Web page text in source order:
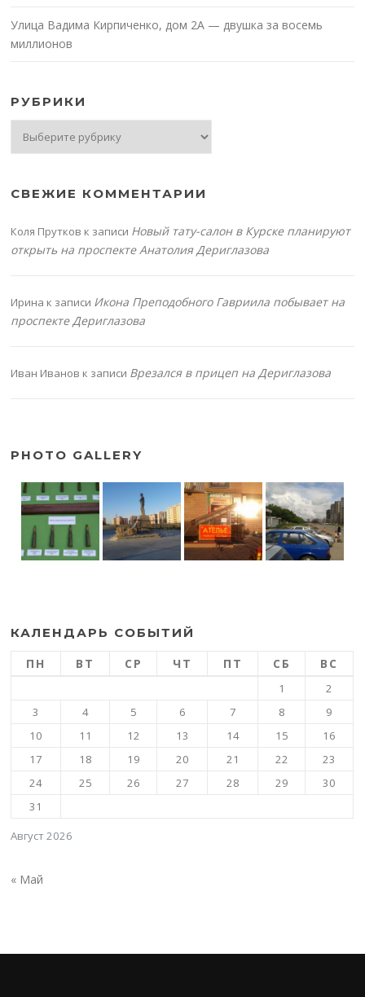
Улица Вадима Кирпиченко, дом 2А — двушка за восемь
миллионов
РУБРИКИ
СВЕЖИЕ КОММЕНТАРИИ
Коля Прутков к записи Новый тату-салон в Курске планируют
открыть на проспекте Анатолия Дериглазова
Ирина к записи Икона Преподобного Гавриила побывает на
проспекте Дериглазова
Иван Иванов к записи Врезался в прицеп на Дериглазова
PHOTO GALLERY
КАЛЕНДАРЬ СОБЫТИЙ
Август 2026
ПН ВТ СР ЧТ ПТ СБ ВС
1
2
3
4 5 6 7 8
9
10
11 12 13 14 15
16
17
18 19 20 21 22
23
24
25 26 27 28 29
30
31
« Май